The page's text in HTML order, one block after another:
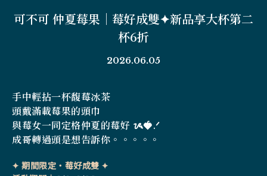
可不可 仲夏莓果｜莓好成雙✦新品享大杯第二
杯6折
2026.06.05
手中輕拈一杯馥莓冰茶
頭戴滿載莓果的頭巾
與莓女一同定格仲夏的莓好 ᝰ🍓.ᐟ
成哥轉過頭是想告訴你。。。。。
✦ 期間限定・莓好成雙 ✦